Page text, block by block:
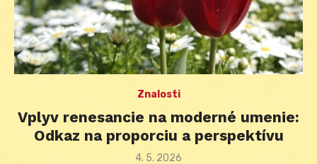
Znalosti
Vplyv renesancie na moderné umenie:
Odkaz na proporciu a perspektívu
Posted
4. 5. 2026